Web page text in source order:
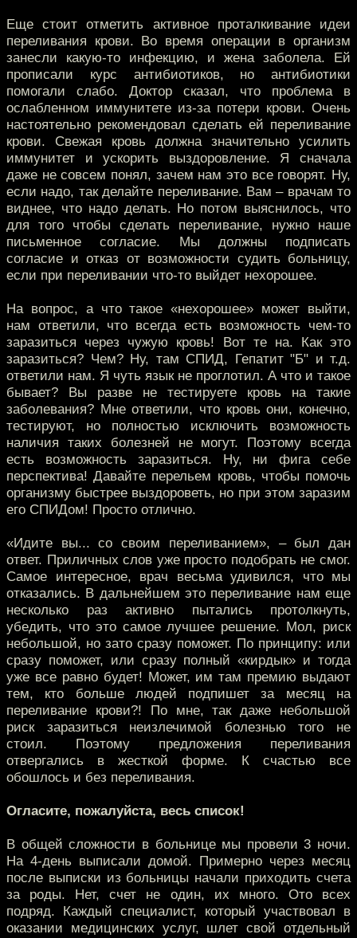
Еще стоит отметить активное проталкивание идеи
переливания крови. Во время операции в организм
занесли какую-то инфекцию, и жена заболела. Ей
прописали курс антибиотиков, но антибиотики
помогали слабо. Доктор сказал, что проблема в
ослабленном иммунитете из-за потери крови. Очень
настоятельно рекомендовал сделать ей переливание
крови. Свежая кровь должна значительно усилить
иммунитет и ускорить выздоровление. Я сначала
даже не совсем понял, зачем нам это все говорят. Ну,
если надо, так делайте переливание. Вам – врачам то
виднее, что надо делать. Но потом выяснилось, что
для того чтобы сделать переливание, нужно наше
письменное согласие. Мы должны подписать
согласие и отказ от возможности судить больницу,
если при переливании что-то выйдет нехорошее.
На вопрос, а что такое «нехорошее» может выйти,
нам ответили, что всегда есть возможность чем-то
заразиться через чужую кровь! Вот те на. Как это
заразиться? Чем? Ну, там СПИД, Гепатит "Б" и т.д.
ответили нам. Я чуть язык не проглотил. А что и такое
бывает? Вы разве не тестируете кровь на такие
заболевания? Мне ответили, что кровь они, конечно,
тестируют, но полностью исключить возможность
наличия таких болезней не могут. Поэтому всегда
есть возможность заразиться. Ну, ни фига себе
перспектива! Давайте перельем кровь, чтобы помочь
организму быстрее выздороветь, но при этом заразим
его СПИДом! Просто отлично.
«Идите вы... со своим переливанием», – был дан
ответ. Приличных слов уже просто подобрать не смог.
Самое интересное, врач весьма удивился, что мы
отказались. В дальнейшем это переливание нам еще
несколько раз активно пытались протолкнуть,
убедить, что это самое лучшее решение. Мол, риск
небольшой, но зато сразу поможет. По принципу: или
сразу поможет, или сразу полный «кирдык» и тогда
уже все равно будет! Может, им там премию выдают
тем, кто больше людей подпишет за месяц на
переливание крови?! По мне, так даже небольшой
риск заразиться неизлечимой болезнью того не
стоил. Поэтому предложения переливания
отвергались в жесткой форме. К счастью все
обошлось и без переливания.
Огласите, пожалуйста, весь список!
В общей сложности в больнице мы провели 3 ночи.
На 4-день выписали домой. Примерно через месяц
после выписки из больницы начали приходить счета
за роды. Нет, счет не один, их много. Ото всех
подряд. Каждый специалист, который участвовал в
оказании медицинских услуг, шлет свой отдельный